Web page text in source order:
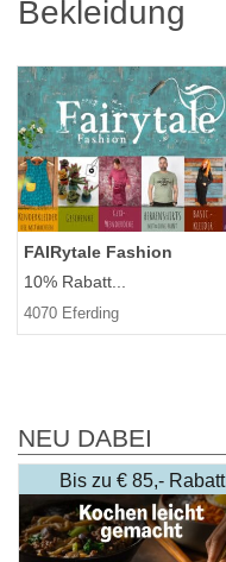
Bekleidung
FAIRytale Fashion
10% Rabatt...
4070 Eferding
NEU DABEI
Bis zu € 85,- Rabatt